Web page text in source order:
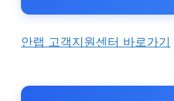
안랩 고객지원센터 바로가기